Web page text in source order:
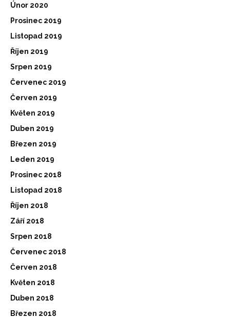
Únor 2020
Prosinec 2019
Listopad 2019
Říjen 2019
Srpen 2019
Červenec 2019
Červen 2019
Květen 2019
Duben 2019
Březen 2019
Leden 2019
Prosinec 2018
Listopad 2018
Říjen 2018
Září 2018
Srpen 2018
Červenec 2018
Červen 2018
Květen 2018
Duben 2018
Březen 2018